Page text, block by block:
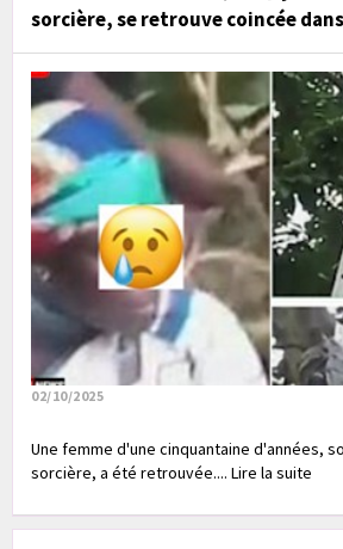
sorcière, se retrouve coincée
02/10/2025
Une femme d'une cinquantaine d'années,
sorcière, a été retrouvée.... Lire la suite